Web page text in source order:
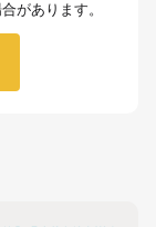
があります。